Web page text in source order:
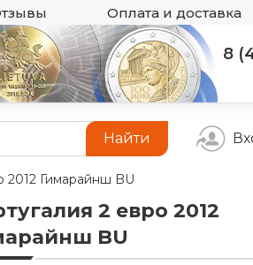
Оплата и доставка
8
Найти
2012 Гимарайнш BU
2 евро 2012
BU